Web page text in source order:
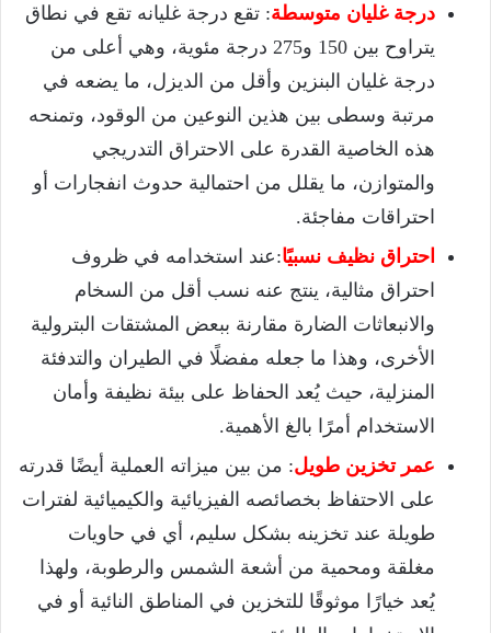
درجة غليان متوسطة: تقع درجة غليانه تقع في نطاق
يتراوح بين 150 و275 درجة مئوية، وهي أعلى من
درجة غليان البنزين وأقل من الديزل، ما يضعه في
مرتبة وسطى بين هذين النوعين من الوقود، وتمنحه
هذه الخاصية القدرة على الاحتراق التدريجي
والمتوازن، ما يقلل من احتمالية حدوث انفجارات أو
احتراقات مفاجئة.
احتراق نظيف نسبيًا:عند استخدامه في ظروف
احتراق مثالية، ينتج عنه نسب أقل من السخام
والانبعاثات الضارة مقارنة ببعض المشتقات البترولية
الأخرى، وهذا ما جعله مفضلًا في الطيران والتدفئة
المنزلية، حيث يُعد الحفاظ على بيئة نظيفة وأمان
الاستخدام أمرًا بالغ الأهمية.
عمر تخزين طويل: من بين ميزاته العملية أيضًا قدرته
على الاحتفاظ بخصائصه الفيزيائية والكيميائية لفترات
طويلة عند تخزينه بشكل سليم، أي في حاويات
مغلقة ومحمية من أشعة الشمس والرطوبة، ولهذا
يُعد خيارًا موثوقًا للتخزين في المناطق النائية أو في